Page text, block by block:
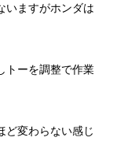
いますがホンダは
トーを調整で作業
ど変わらない感じ